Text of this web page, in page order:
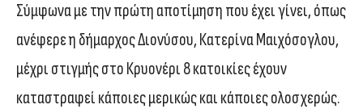
Σύμφωνα με την πρώτη αποτίμηση που έχει γίνει, όπως
ανέφερε η δήμαρχος Διονύσου, Κατερίνα Μαιχόσογλου,
μέχρι στιγμής στο Κρυονέρι 8 κατοικίες έχουν
καταστραφεί κάποιες μερικώς και κάποιες ολοσχερώς.